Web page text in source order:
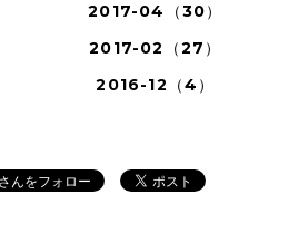
2017-04（30）
2017-02（27）
2016-12（4）